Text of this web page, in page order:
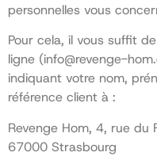
personnelles vous
Pour cela, il vous suffit
ligne (info@revenge-
indiquant votre nom,
référence client à :
Revenge Hom, 4, rue du
67000 Strasbourg